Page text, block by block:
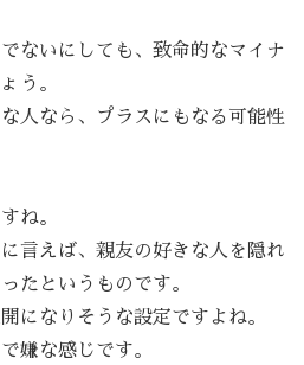
ないにしても、致命的なマイナ
う。
人なら、プラスにもなる可能性
ね。
言えば、親友の好きな人を隠れ
たというものです。
になりそうな設定ですよね。
嫌な感じです。